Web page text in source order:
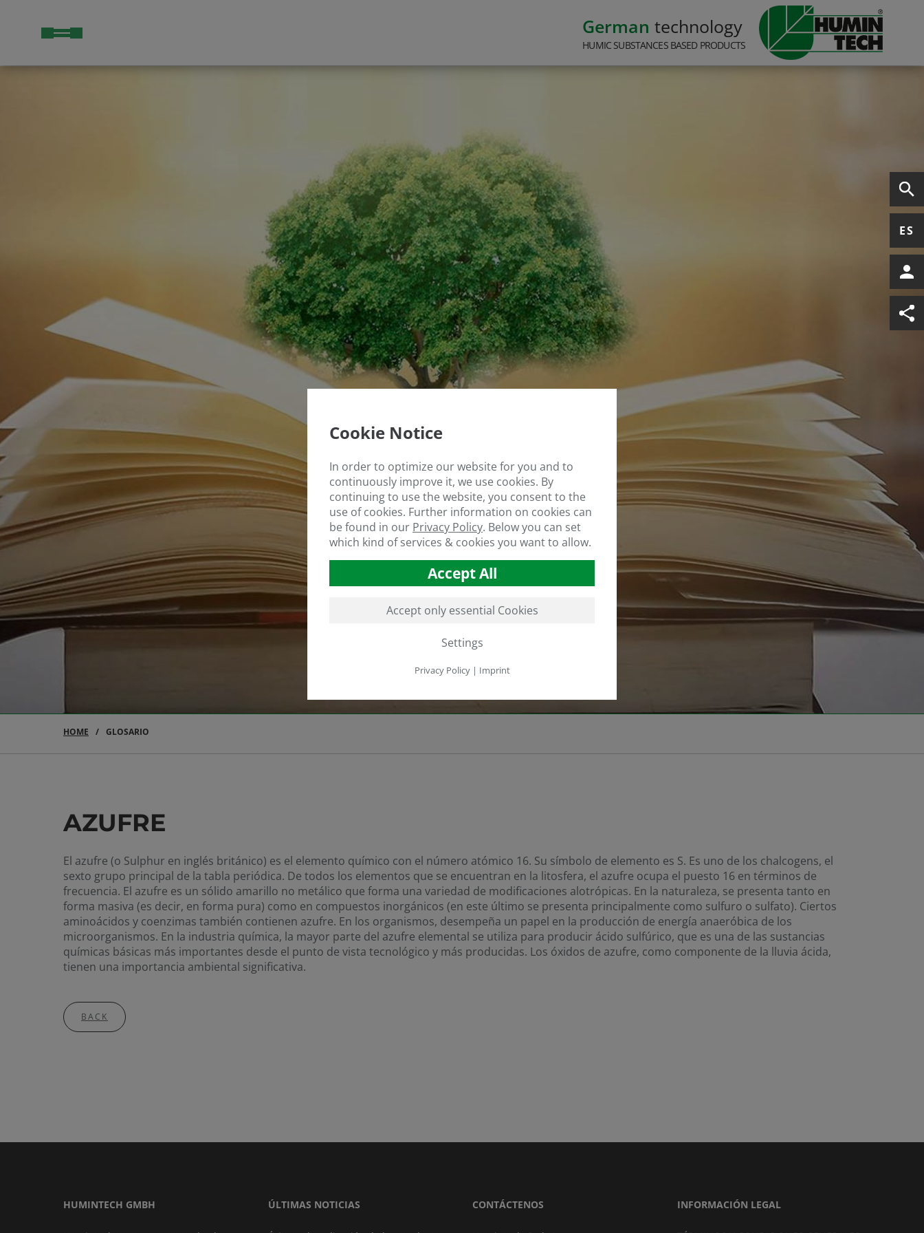
German technology
HUMIC SUBSTANCES BASED PRODUCTS
ES
HOME GLOSARIO
AZUFRE
El azufre (o Sulphur en inglés británico) es el elemento químico con el número atómico 16. Su símbolo de elemento es S. Es uno de los chalcogens, el
sexto grupo principal de la tabla periódica. De todos los elementos que se encuentran en la litosfera, el azufre ocupa el puesto 16 en términos de
frecuencia. El azufre es un sólido amarillo no metálico que forma una variedad de modificaciones alotrópicas. En la naturaleza, se presenta tanto en
forma masiva (es decir, en forma pura) como en compuestos inorgánicos (en este último se presenta principalmente como sulfuro o sulfato). Ciertos
aminoácidos y coenzimas también contienen azufre. En los organismos, desempeña un papel en la producción de energía anaeróbica de los
microorganismos. En la industria química, la mayor parte del azufre elemental se utiliza para producir ácido sulfúrico, que es una de las sustancias
químicas básicas más importantes desde el punto de vista tecnológico y más producidas. Los óxidos de azufre, como componente de la lluvia ácida,
tienen una importancia ambiental significativa.
BACK
HUMINTECH GMBH ÚLTIMAS NOTICIAS CONTÁCTENOS INFORMACIÓN LEGAL
Cookie Notice
In order to optimize our website for you and to
continuously improve it, we use cookies. By
continuing to use the website, you consent to the
use of cookies. Further information on cookies can
be found in our Privacy Policy. Below you can set
which kind of services & cookies you want to allow.
Accept All
Accept only essential Cookies
Settings
Privacy Policy| Imprint